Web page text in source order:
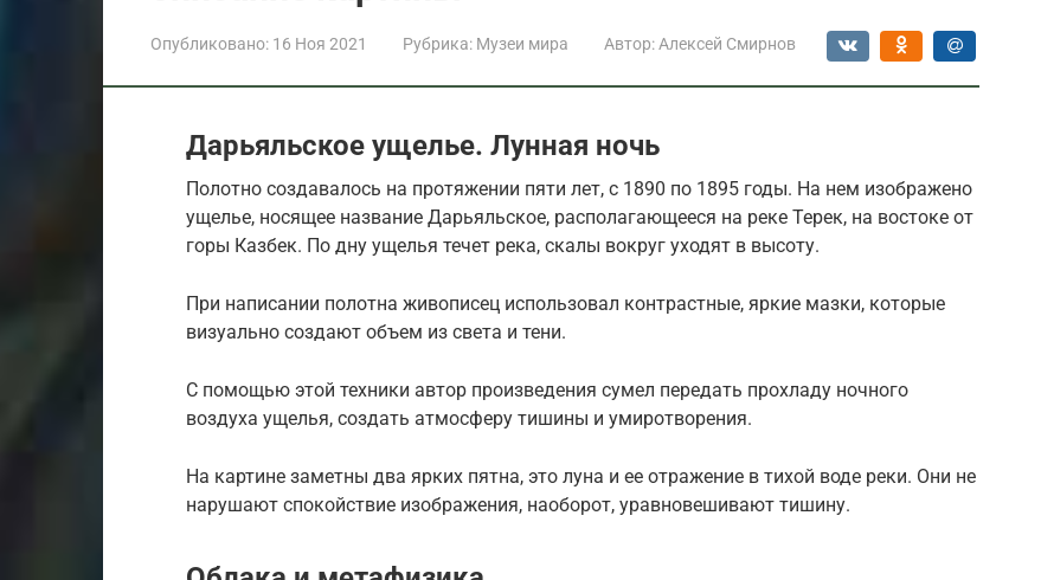
Опубликовано: 16 Ноя 2021 Рубрика: Музеи мира Автор: Алексей Смирнов
Дарьяльское ущелье. Лунная ночь
Полотно создавалось на протяжении пяти лет, с 1890 по 1895 годы. На нем изображено
ущелье, носящее название Дарьяльское, располагающееся на реке Терек, на востоке от
горы Казбек. По дну ущелья течет река, скалы вокруг уходят в высоту.
При написании полотна живописец использовал контрастные, яркие мазки, которые
визуально создают объем из света и тени.
С помощью этой техники автор произведения сумел передать прохладу ночного
воздуха ущелья, создать атмосферу тишины и умиротворения.
На картине заметны два ярких пятна, это луна и ее отражение в тихой воде реки. Они не
нарушают спокойствие изображения, наоборот, уравновешивают тишину.